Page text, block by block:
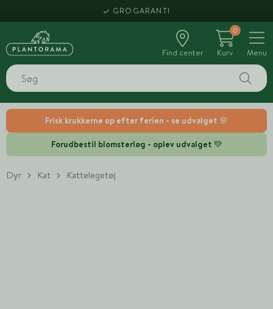
Frisk krukkerne op efter ferien - se udvalget 🌸
Forudbestil blomsterløg - oplev udvalget 💚
GROGARANTI
Find center
0
Kurv
Menu
Dyr Kat Kattelegetøj